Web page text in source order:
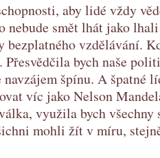
aby lidé vždy
nebude smět lhát jako
vzdělávání.
Přesvědčila bych naše
navzájem špínu. A špatné
víc jako Nelson
využila bych všechny
mohli žít v míru,